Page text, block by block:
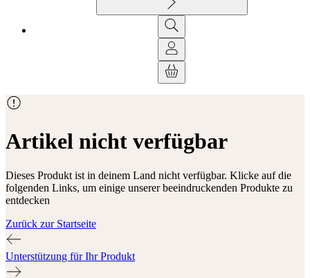
Artikel nicht verfügbar
Dieses Produkt ist in deinem Land nicht verfügbar. Klicke auf die
folgenden Links, um einige unserer beeindruckenden Produkte zu
entdecken
Zurück zur Startseite
Unterstützung für Ihr Produkt